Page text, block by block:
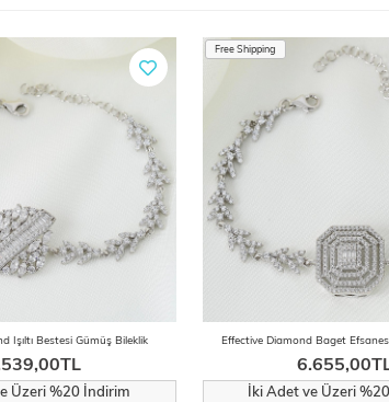
Işıltı Bestesi Gümüş Bileklik
Üzeri %20 İndirim
Effective Diamond Baget
Free Shipping
İki Adet ve Üzeri